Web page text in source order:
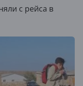
с рейса в